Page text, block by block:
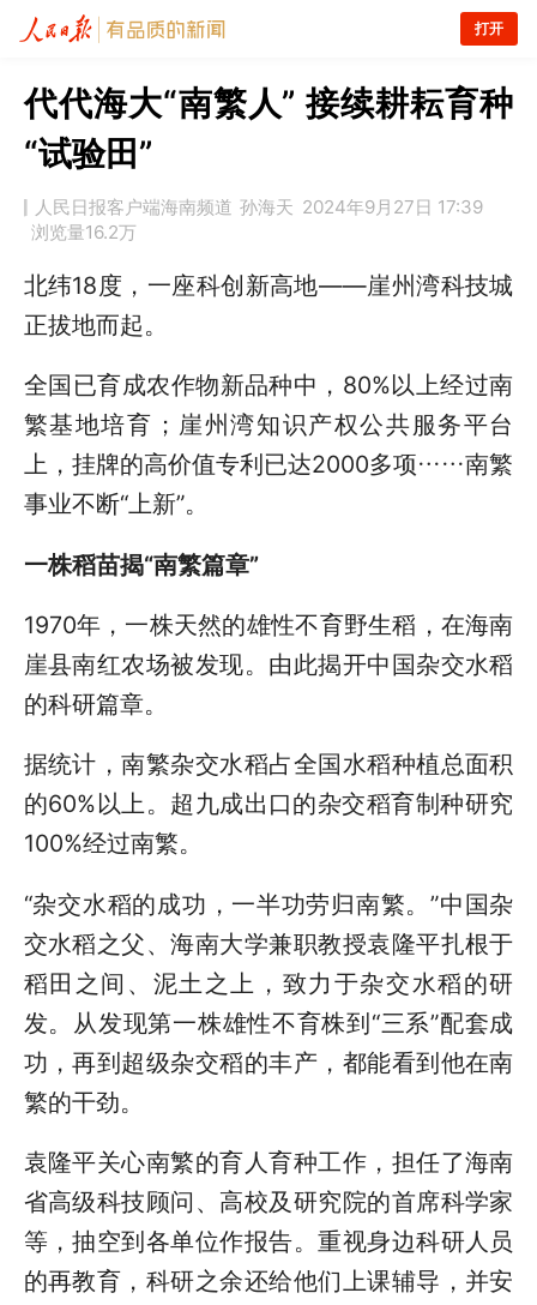
打开
代代海大“南繁人” 接续耕耘育种
“试验田”
人民日报客户端海南频道 孙海天 2024年9月27日 17:39
浏览量16.2万
北纬18度，一座科创新高地——崖州湾科技城
正拔地而起。
全国已育成农作物新品种中，80%以上经过南
繁基地培育；崖州湾知识产权公共服务平台
上，挂牌的高价值专利已达2000多项……南繁
事业不断“上新”。
一株稻苗揭“南繁篇章”
1970年，一株天然的雄性不育野生稻，在海南
崖县南红农场被发现。由此揭开中国杂交水稻
的科研篇章。
据统计，南繁杂交水稻占全国水稻种植总面积
的60%以上。超九成出口的杂交稻育制种研究
100%经过南繁。
“杂交水稻的成功，一半功劳归南繁。”中国杂
交水稻之父、海南大学兼职教授袁隆平扎根于
稻田之间、泥土之上，致力于杂交水稻的研
发。从发现第一株雄性不育株到“三系”配套成
功，再到超级杂交稻的丰产，都能看到他在南
繁的干劲。
袁隆平关心南繁的育人育种工作，担任了海南
省高级科技顾问、高校及研究院的首席科学家
等，抽空到各单位作报告。重视身边科研人员
的再教育，科研之余还给他们上课辅导，并安